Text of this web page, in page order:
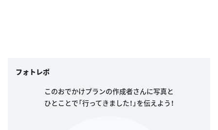
フォトレポ
このおでかけプランの作成者さんに写真と
ひとことで「行ってきました！」を伝えよう！